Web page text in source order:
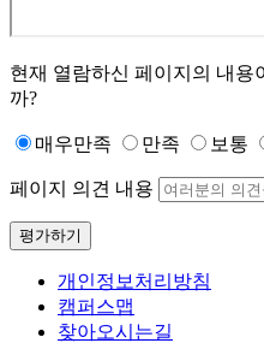
현재 열람하신 페이지의 내용
까?
매우만족 만족 보통
페이지 의견 내용
평가하기
개인정보처리방침
캠퍼스맵
찾아오시는길